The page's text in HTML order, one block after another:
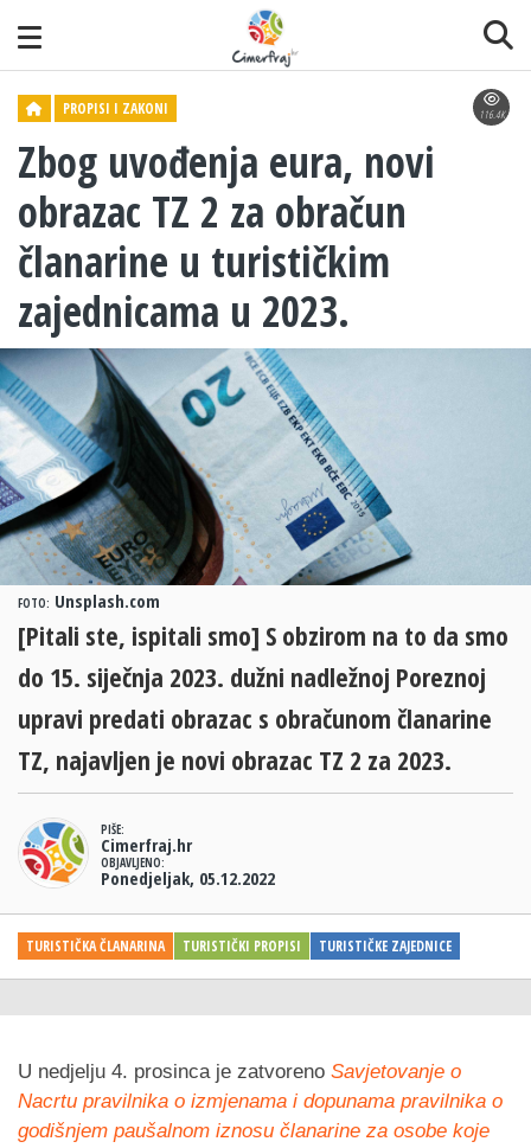
PROPISI I ZAKONI 116.4K
Zbog uvođenja eura, novi
obrazac TZ 2 za obračun
članarine u turističkim
zajednicama u 2023.
[Pitali ste, ispitali smo] S obzirom na to da smo
do 15. siječnja 2023. dužni nadležnoj Poreznoj
upravi predati obrazac s obračunom članarine
TZ, najavljen je novi obrazac TZ 2 za 2023.
PIŠE:
Cimerfraj.hr
OBJAVLJENO:
Ponedjeljak, 05.12.2022
FOTO: Unsplash.com
TURISTIČKA ČLANARINA TURISTIČKI PROPISI TURISTIČKE ZAJEDNICE
U nedjelju 4. prosinca je zatvoreno Savjetovanje o
Nacrtu pravilnika o izmjenama i dopunama pravilnika o
godišnjem paušalnom iznosu članarine za osobe koje